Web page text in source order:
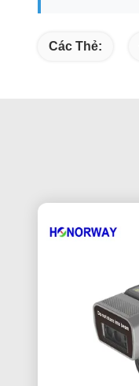
Các Thẻ: